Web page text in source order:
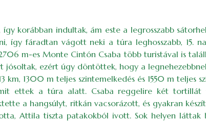
korábban indultak, ám este a legrosszabb
fáradtan vágott neki a túra leghosszabb, 15.
m-es Monte Cintón Csaba több turistával is
ezért úgy döntöttek, hogy a
km, 1300 m teljes szintemelkedés és 1550 m teljes
ettek a túra alatt. Csaba reggelire két tortillát
a hangsúlyt, ritkán vacsorázott, és gyakran
Attila tiszta patakokból ivott. Sok helyen